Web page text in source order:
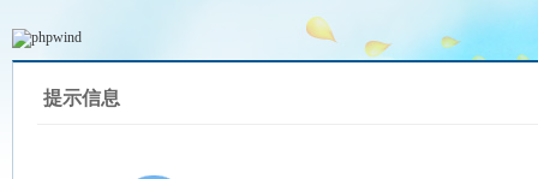
提示信息